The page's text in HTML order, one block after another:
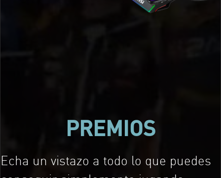
PREMIOS
Echa un vistazo a todo lo que puedes